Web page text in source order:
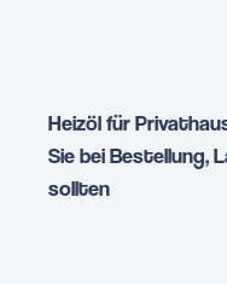
Heizöl für
Sie bei Bestellung,
sollten